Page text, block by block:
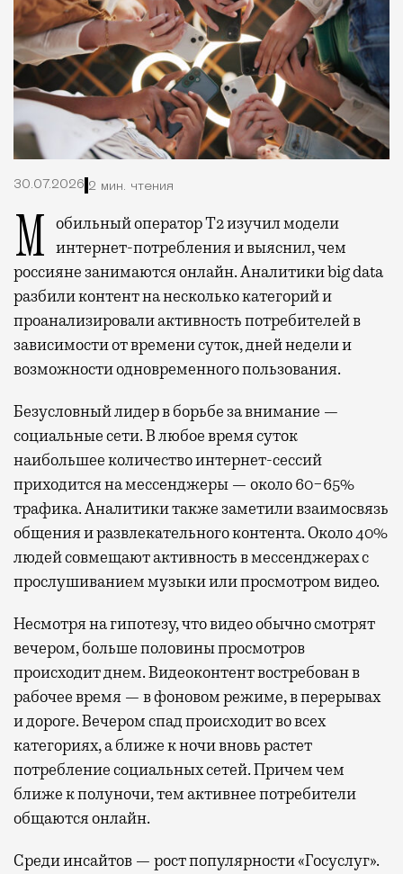
30.07.2026 2 мин. чтения
Мобильный оператор Т2 изучил модели интернет-потребления и выяснил, чем
россияне занимаются онлайн. Аналитики big data
разбили контент на несколько категорий и
проанализировали активность потребителей в
зависимости от времени суток, дней недели и
возможности одновременного пользования.
Безусловный лидер в борьбе за внимание —
социальные сети. В любое время суток
наибольшее количество интернет-сессий
приходится на мессенджеры — около 60−65%
трафика. Аналитики также заметили взаимосвязь
общения и развлекательного контента. Около 40%
людей совмещают активность в мессенджерах с
прослушиванием музыки или просмотром видео.
Несмотря на гипотезу, что видео обычно смотрят
вечером, больше половины просмотров
происходит днем. Видеоконтент востребован в
рабочее время — в фоновом режиме, в перерывах
и дороге. Вечером спад происходит во всех
категориях, а ближе к ночи вновь растет
потребление социальных сетей. Причем чем
ближе к полуночи, тем активнее потребители
общаются онлайн.
Среди инсайтов — рост популярности «Госуслуг».